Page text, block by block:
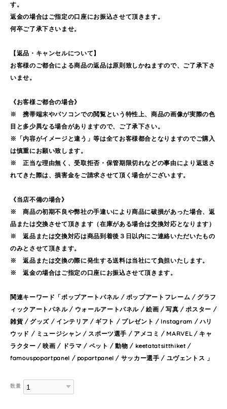
す。
返金の場合はご指定の口座にお振込させて頂きます。
何卒ご了承下さいませ。
【返品・キャンセルについて】
お客様のご都合による商品の返品は原則致しかねますので、ご了承下さ
いませ。
《お客様ご都合の場合》
※ 携帯端末やパソコンでの閲覧という特性上、商品の画像が実際の色
目と多少異なる場合がありますので、ご了承下さい。
※「内容がイメージと違う」等は全てお客様都合となりますのでご購入
は慎重にお願い致します。
※ 正当な理由無く、受取拒否・保管期限切れなどの事由により返送さ
れてきた際は、損害金をご請求させて頂く場合がございます。
《当店不備の場合》
※ 商品の初期不良や弊社の手違いにより商品に破損があった場合、返
品または交換させて頂きます（在庫がある場合は交換対応となります）
※ 返品または交換対応は商品到着後３日以内にご連絡いただいたもの
のみとさせて頂きます。
※ 返品または交換の際に発生する送料は当社にて負担いたします。
※ 返金の場合はご指定の口座にお振込させて頂きます。
関連キーワード「ポップアートパネル / ポップアートフレーム / グラフ
ィックアートパネル / ウォールアートパネル / 絵画 / 写真 / ポスター /
雑貨 / グッズ / インテリア / ギフト / プレゼント / Instagram / ハリ
ウッド / ミュージシャン / スポーツ選手 / アメコミ / MARVEL / キャ
ラクター / 映画 / ドラマ / ペット / 動物 / keetatatsitthiket /
famouspopartpanel / popartpanel / サッカー選手 / ユヴェントス 」
数量